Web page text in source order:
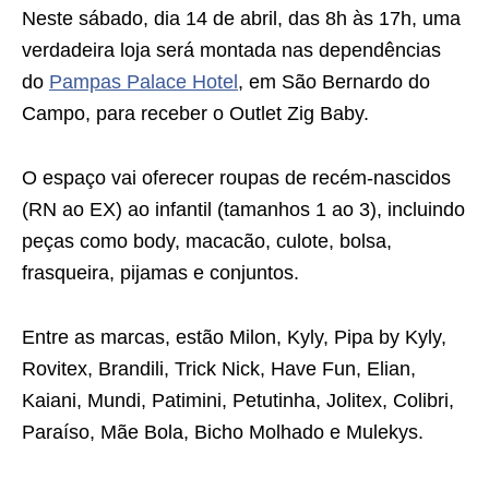
Neste sábado, dia 14 de abril, das 8h às 17h, uma
verdadeira loja será montada nas dependências
do Pampas Palace Hotel , em São Bernardo do
Campo, para receber o Outlet Zig Baby.
O espaço vai oferecer roupas de recém-nascidos
(RN ao EX) ao infantil (tamanhos 1 ao 3), incluindo
peças como body, macacão, culote, bolsa,
frasqueira, pijamas e conjuntos.
Entre as marcas, estão Milon, Kyly, Pipa by Kyly,
Rovitex, Brandili, Trick Nick, Have Fun, Elian,
Kaiani, Mundi, Patimini, Petutinha, Jolitex, Colibri,
Paraíso, Mãe Bola, Bicho Molhado e Mulekys.